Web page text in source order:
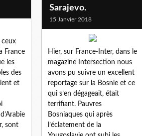
ceux
France
les
des
et
sont
Sarajevo.
15 Janvier 2018
Hier, sur France-Inter, dans le
magazine Intersection nous
avons pu suivre un excellent
reportage sur la Bosnie et ce
qui s’en dégageait, était
terrifiant. Pauvres
Bosniaques qui après
l’éclatement de la